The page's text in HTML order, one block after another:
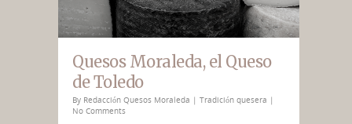
Quesos Moraleda, el Queso
de Toledo
By Redacción Quesos Moraleda | Tradición quesera |
No Comments